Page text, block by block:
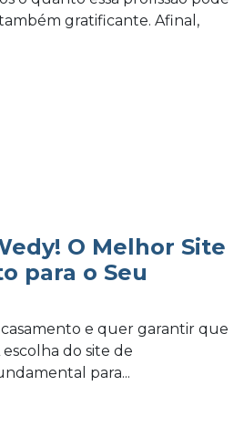
gratificante. Afinal,
O Melhor Site
para o Seu
e quer garantir que
do site de
para...